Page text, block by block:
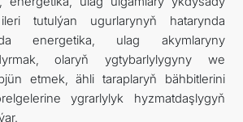
tutulýan ugurlarynyň hatarynda
energetika, ulag akymlaryny
olaryň ygtybarlylygyny we
etmek, ähli taraplaryň bähbitlerini
ygrarlylyk hyzmatdaşlygyň